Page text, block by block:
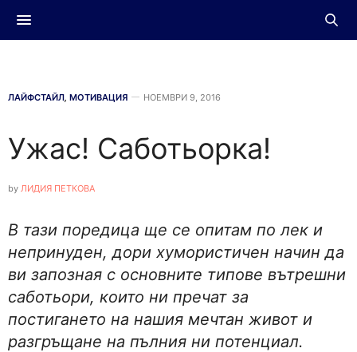
ЛАЙФСТАЙЛ, МОТИВАЦИЯ НОЕМВРИ 9, 2016
Ужас! Саботьорка!
by ЛИДИЯ ПЕТКОВА
В тази поредица ще се опитам по лек и
непринуден, дори хумористичен начин да
ви запозная с основните типове вътрешни
саботьори, които ни пречат за
постигането на нашия мечтан живот и
разгръщане на пълния ни потенциал.